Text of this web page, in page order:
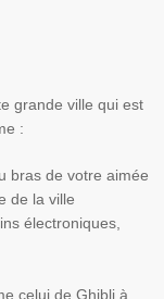
grande ville qui est
:
bras de votre aimée
de la ville
électroniques,
celui de Ghibli à